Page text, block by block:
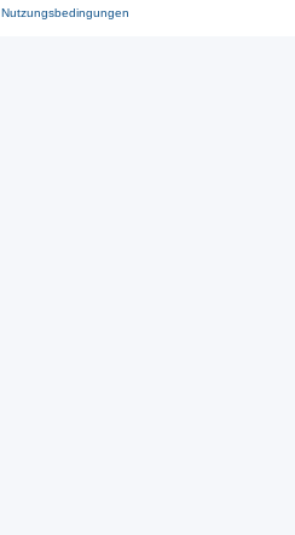
Nutzungsbedingungen